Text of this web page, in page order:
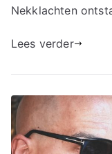
Nekklachten
Lees verder